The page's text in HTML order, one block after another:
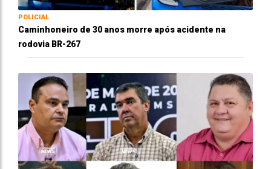
POLICIAL
Caminhoneiro de 30 anos morre após acidente na
rodovia BR-267